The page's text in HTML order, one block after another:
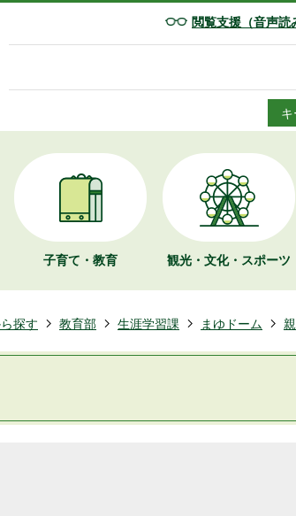
閲覧支援（音声読
子育て・教育 観光・文化・ スポーツ
探す 教育部 生涯学習課 まゆドーム